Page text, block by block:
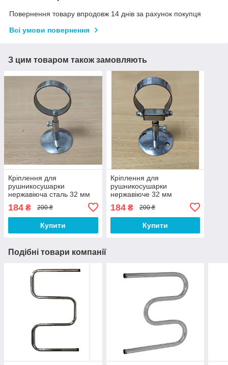
Повернення товару впродовж 14 днів за рахунок покупця
Всі умови повернення
З цим товаром також замовляють
Кріплення для
рушникосушарки
нержавіюча сталь 32 мм
184 ₴ 200 ₴
Купити
Кріплення для
рушникосушарки
нержавіюче 32 мм
розбірне з регулюванням
висоти.
184₴ 200 ₴
Купити
Подібні товари компанії